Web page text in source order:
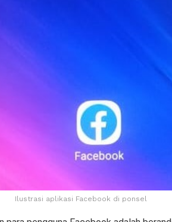
Ilustrasi aplikasi Facebook di ponsel